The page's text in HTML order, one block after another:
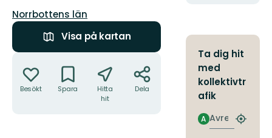
Län:
Norrbottens län
Visa på kartan
Besökt Spara
Hitta
hit
Dela
Ta dig hit
med
kollektivtr
afik
Avresa
A
Hitta